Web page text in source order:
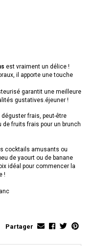
est vraiment un délice !
il apporte une touche
garantit une meilleure
gustatives.éjeuner !
déguster frais, peut-être
fruits frais pour un brunch
cocktails amusants ou
de yaourt ou de banane
idéal pour commencer la
!
Partager